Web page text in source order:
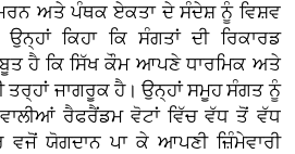
ਅਤੇ ਪੰਥਕ ਏਕਤਾ ਦੇ ਸੰਦੇਸ਼ ਨੂੰ ਵਿਸ਼ਵ
ਕਿਹਾ ਕਿ ਸੰਗਤਾਂ ਦੀ ਰਿਕਾਰਡ
ਹੈ ਕਿ ਸਿੱਖ ਕੌਮ ਆਪਣੇ ਧਾਰਮਿਕ ਅਤੇ
ਤਰ੍ਹਾਂ ਜਾਗਰੂਕ ਹੈ। ਉਨ੍ਹਾਂ ਸਮੂਹ ਸੰਗਤ ਨੂੰ
ਰੈਫਰੈਂਡਮ ਵੋਟਾਂ ਵਿੱਚ ਵੱਧ ਤੋਂ ਵੱਧ
ਵਜੋਂ ਯੋਗਦਾਨ ਪਾ ਕੇ ਆਪਣੀ ਜ਼ਿੰਮੇਵਾਰੀ